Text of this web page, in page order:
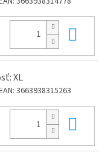
XL
3663938315263